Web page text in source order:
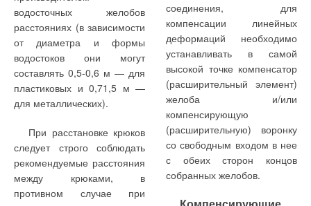
водосточных желобов
расстояниях (в зависимости
от диаметра и формы
водостоков они могут
составлять 0,5-0,6 м — для
пластиковых и 0,71,5 м —
для металлических).
При расстановке крюков
следует строго соблюдать
рекомендуемые расстояния
между крюками, в
противном случае при
соединения, для
компенсации линейных
деформаций необходимо
устанавливать в самой
высокой точке компенсатор
(расширительный элемент)
желоба и/или
компенсирующую
(расширительную) воронку
со свободным входом в нее
с обеих сторон концов
собранных желобов.